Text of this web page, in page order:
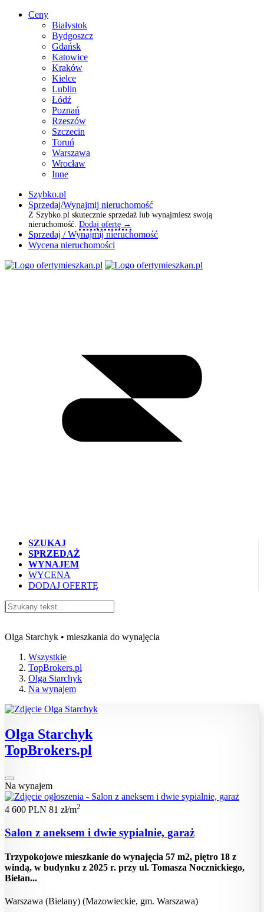
Ceny
Białystok
Bydgoszcz
Gdańsk
Katowice
Kraków
Kielce
Lublin
Łódź
Poznań
Rzeszów
Szczecin
Toruń
Warszawa
Wrocław
Inne
Szybko.pl
Sprzedaj/Wynajmij nieruchomość
Z Szybko.pl skutecznie sprzedaż lub wynajmiesz swoją
nieruchomość. Dodaj ofertę →
Sprzedaj / Wynajmij nieruchomość
Wycena nieruchomości
SZUKAJ
SPRZEDAŻ
WYNAJEM
WYCENA
DODAJ OFERTĘ
Olga Starchyk • mieszkania do wynajęcia
Wszystkie
TopBrokers.pl
Olga Starchyk
Na wynajem
Olga Starchyk
TopBrokers.pl
Na wynajem
4 600 PLN 81 zł/m2
Salon z aneksem i dwie sypialnie, garaż
Trzypokojowe mieszkanie do wynajęcia 57 m2, piętro 18 z
windą, w budynku z 2025 r. przy ul. Tomasza Nocznickiego,
Bielan...
Warszawa (Bielany) (Mazowieckie, gm. Warszawa)